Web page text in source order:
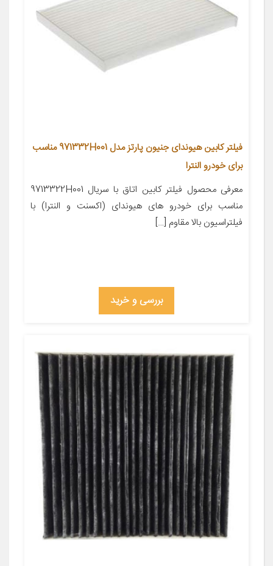
فیلتر کابین هیوندای جنیون پارتز مدل 971332H001 مناسب
برای خودرو النترا
معرفی محصول فیلتر کابین اتاق با سریال 9713322H001
مناسب برای خودرو های هیوندای (اکسنت و النترا) با
فیلتراسیون بالا مقاوم […]
بررسی و خرید